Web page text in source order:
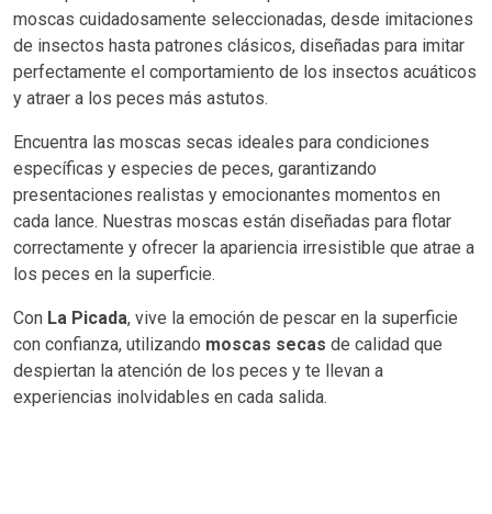
moscas cuidadosamente seleccionadas, desde imitaciones
de insectos hasta patrones clásicos, diseñadas para imitar
perfectamente el comportamiento de los insectos acuáticos
y atraer a los peces más astutos.
Encuentra las moscas secas ideales para condiciones
específicas y especies de peces, garantizando
presentaciones realistas y emocionantes momentos en
cada lance. Nuestras moscas están diseñadas para flotar
correctamente y ofrecer la apariencia irresistible que atrae a
los peces en la superficie.
Con La Picada, vive la emoción de pescar en la superficie
con confianza, utilizando moscas secas de calidad que
despiertan la atención de los peces y te llevan a
experiencias inolvidables en cada salida.